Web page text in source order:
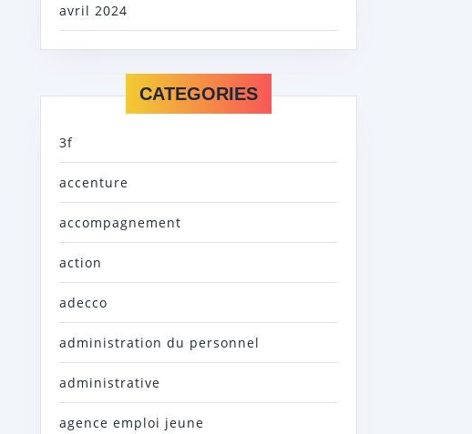
avril 2024
CATEGORIES
3f
accenture
accompagnement
action
adecco
administration du personnel
administrative
agence emploi jeune